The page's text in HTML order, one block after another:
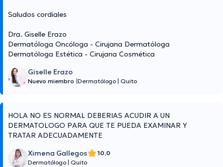
Saludos cordiales
Dra. Giselle Erazo
Dermatóloga Oncóloga - Cirujana Dermatóloga
Dermatóloga Estética - Cirujana Cosmética
Giselle Erazo
Nuevo miembro Dermatólogo Quito
HOLA NO ES NORMAL DEBERIAS ACUDIR A UN
DERMATOLOGO PARA QUE TE PUEDA EXAMINAR Y
TRATAR ADECUADAMENTE
Ximena Gallegos
10,0
Dermatólogo Quito